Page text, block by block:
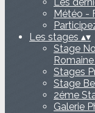
Météo -
Les stages ▴▾
Stage
Stages
Stage
2éme
Galerie